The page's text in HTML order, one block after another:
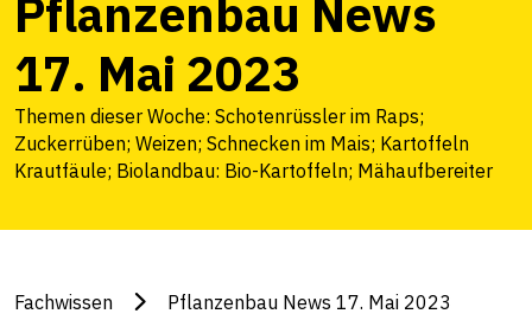
Pflanzenbau News
17. Mai 2023
Themen dieser Woche: Schotenrüssler im Raps;
Zuckerrüben; Weizen; Schnecken im Mais; Kartoffeln
Krautfäule; Biolandbau: Bio-Kartoffeln; Mähaufbereiter
Fachwissen Pflanzenbau News 17. Mai 2023